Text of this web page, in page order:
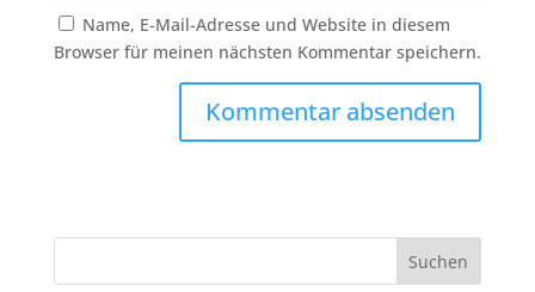
Name, E-Mail-Adresse und Website in diesem
Browser für meinen nächsten Kommentar speichern.
Suchen